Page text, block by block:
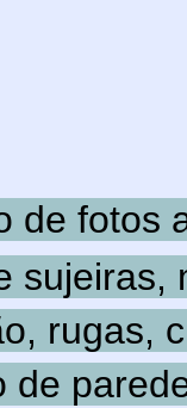
de fotos
sujeiras,
rugas,
de